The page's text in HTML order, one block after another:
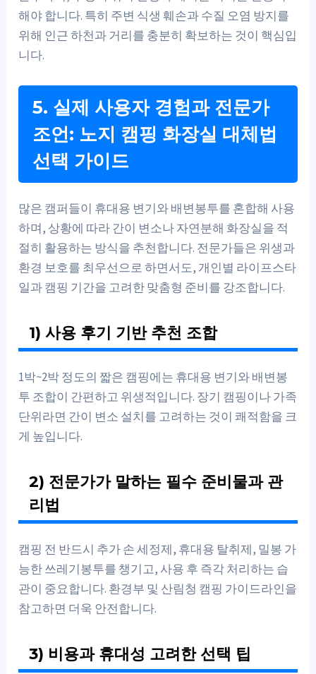
해야 합니다. 특히 주변 식생 훼손과 수질 오염 방지를
위해 인근 하천과 거리를 충분히 확보하는 것이 핵심입
니다.
5. 실제 사용자 경험과 전문가
조언: 노지 캠핑 화장실 대체법
선택 가이드
많은 캠퍼들이 휴대용 변기와 배변봉투를 혼합해 사용
하며, 상황에 따라 간이 변소나 자연분해 화장실을 적
절히 활용하는 방식을 추천합니다. 전문가들은 위생과
환경 보호를 최우선으로 하면서도, 개인별 라이프스타
일과 캠핑 기간을 고려한 맞춤형 준비를 강조합니다.
1) 사용 후기 기반 추천 조합
1박~2박 정도의 짧은 캠핑에는 휴대용 변기와 배변봉
투 조합이 간편하고 위생적입니다. 장기 캠핑이나 가족
단위라면 간이 변소 설치를 고려하는 것이 쾌적함을 크
게 높입니다.
2) 전문가가 말하는 필수 준비물과 관
리법
캠핑 전 반드시 추가 손 세정제, 휴대용 탈취제, 밀봉 가
능한 쓰레기봉투를 챙기고, 사용 후 즉각 처리하는 습
관이 중요합니다. 환경부 및 산림청 캠핑 가이드라인을
참고하면 더욱 안전합니다.
3) 비용과 휴대성 고려한 선택 팁